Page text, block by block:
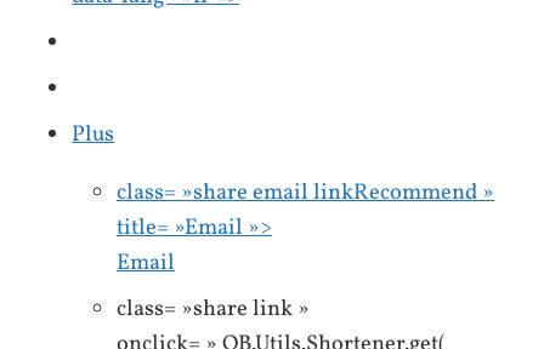
Plus
class= »share email linkRecommend »
title= »Email »>
Email
class= »share link »